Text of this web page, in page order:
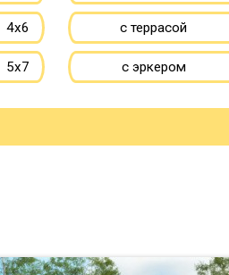
4х6
5х7
6х8
8х8
м
с террасой
с эркером
с котельной
с панорамными окнами
с туалетом